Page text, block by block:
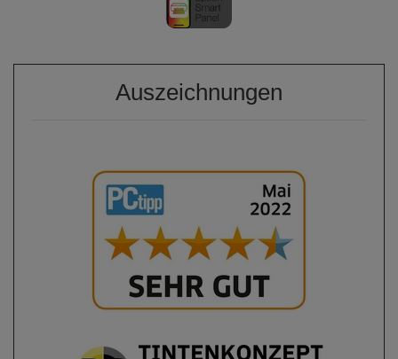
Auszeichnungen